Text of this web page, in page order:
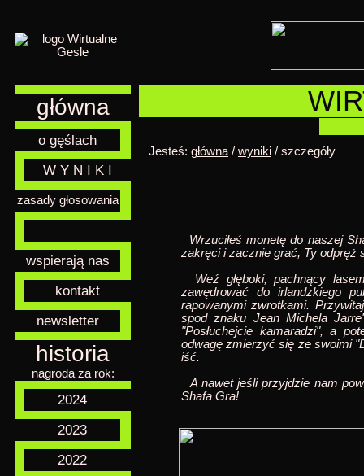
główna
o gęślach
W Y N I K I
zasady głosowania
wspierają nas
kontakt
newsletter
historia
nagroda za rok:
2024
2023
2022
Jesteś: główna / wyniki / szczegóły
Wrzuciłeś monetę do naszej
zakręci i zacznie grać, Ty odpręż
Weź głęboki, pachnący
zawędrować do irlandzkiego
rapowanymi zwrotkami.
spod znaku Jean Michela
"Posłuchejcie kamaradzi", a
odwagę zmierzyć się ze swoimi
iść.
A nawet jeśli przyjdzie nam
Shafa Gra!